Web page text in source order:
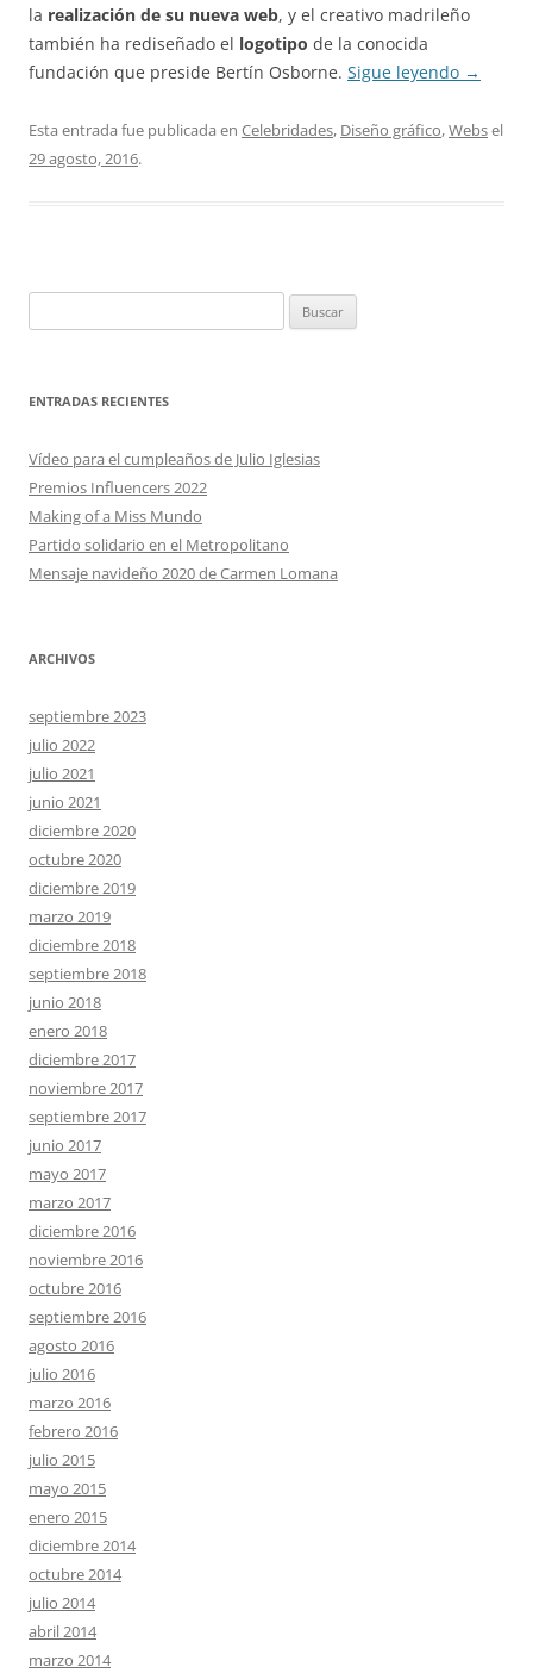
la realización de su nueva web, y el creativo madrileño
también ha rediseñado el logotipo de la conocida
fundación que preside Bertín Osborne. Sigue leyendo →
Esta entrada fue publicada en Celebridades, Diseño gráfico,Websel
29 agosto, 2016.
ENTRADAS RECIENTES
Vídeo para el cumpleaños de Julio Iglesias
Premios Influencers 2022
Making of a Miss Mundo
Partido solidario en el Metropolitano
Mensaje navideño 2020 de Carmen Lomana
ARCHIVOS
septiembre 2023
julio 2022
julio 2021
junio 2021
diciembre 2020
octubre 2020
diciembre 2019
marzo 2019
diciembre 2018
septiembre 2018
junio 2018
enero 2018
diciembre 2017
noviembre 2017
septiembre 2017
junio 2017
mayo 2017
marzo 2017
diciembre 2016
noviembre 2016
octubre 2016
septiembre 2016
agosto 2016
julio 2016
marzo 2016
febrero 2016
julio 2015
mayo 2015
enero 2015
diciembre 2014
octubre 2014
julio 2014
abril 2014
marzo 2014